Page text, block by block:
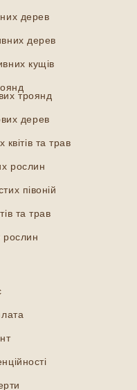
дерев
дерев
кущів
троянд
дерев
та трав
рослин
півоній
та трав
рослин